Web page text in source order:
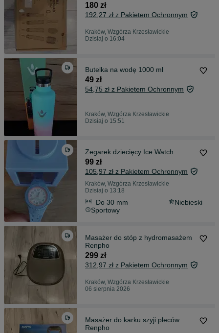
180 zł
192,27 zł z Pakietem Ochronnym
Kraków, Wzgórza Krzesławickie
Dzisiaj o 16:04
Butelka na wodę 1000 ml
49 zł
54,75 zł z Pakietem Ochronnym
Kraków, Wzgórza Krzesławickie
Dzisiaj o 15:51
Zegarek dziecięcy Ice Watch
99 zł
105,97 zł z Pakietem Ochronnym
Kraków, Wzgórza Krzesławickie
Dzisiaj o 13:18
Do 30 mm
Niebieski
Sportowy
Masażer do stóp z hydromasażem
Renpho
299 zł
312,97 zł z Pakietem Ochronnym
Kraków, Wzgórza Krzesławickie
06 sierpnia 2026
Masażer do karku szyji pleców
Renpho